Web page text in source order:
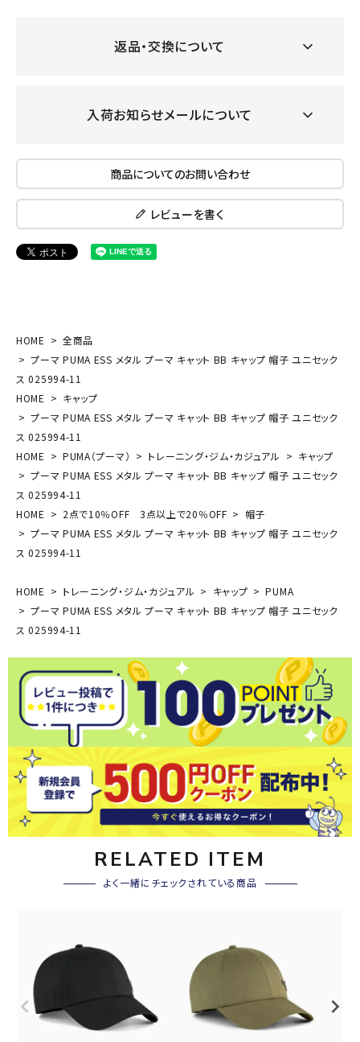
返品・交換について
入荷お知らせメールについて
商品についてのお問い合わせ
レビューを書く
HOME
全商品
プーマ PUMA ESS メタル プーマ キャット BB キャップ 帽子 ユニセック
ス 025994-11
HOME
キャップ
プーマ PUMA ESS メタル プーマ キャット BB キャップ 帽子 ユニセック
ス 025994-11
HOME
PUMA（プーマ） トレーニング・ジム・カジュアル
キャップ
プーマ PUMA ESS メタル プーマ キャット BB キャップ 帽子 ユニセック
ス 025994-11
HOME
2点で10％OFF 3点以上で20％OFF
帽子
プーマ PUMA ESS メタル プーマ キャット BB キャップ 帽子 ユニセック
ス 025994-11
HOME トレーニング・ジム・カジュアル キャップ
PUMA
プーマ PUMA ESS メタル プーマ キャット BB キャップ 帽子 ユニセック
ス 025994-11
RELATED ITEM
よく一緒にチェックされている商品